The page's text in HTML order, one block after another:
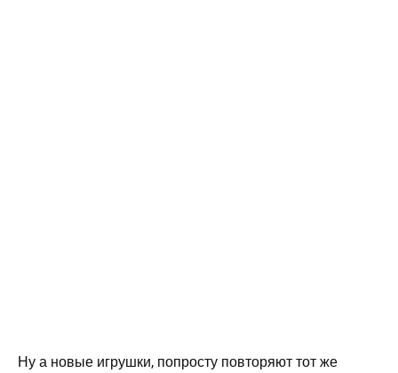
Ну а новые игрушки, попросту повторяют тот же